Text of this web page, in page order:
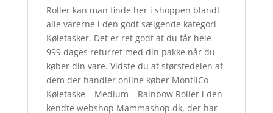
Roller kan man finde her i shoppen blandt
alle varerne i den godt sælgende kategori
Køletasker. Det er ret godt at du får hele
999 dages returret med din pakke når du
køber din vare. Vidste du at størstedelen af
dem der handler online køber MontiiCo
Køletaske – Medium – Rainbow Roller i den
kendte webshop Mammashop.dk, der har